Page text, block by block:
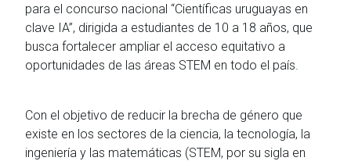
para el concurso nacional “Científicas uruguayas en
clave IA”, dirigida a estudiantes de 10 a 18 años, que
busca fortalecer ampliar el acceso equitativo a
oportunidades de las áreas STEM en todo el país.
Con el objetivo de reducir la brecha de género que
existe en los sectores de la ciencia, la tecnología, la
ingeniería y las matemáticas (STEM, por su sigla en